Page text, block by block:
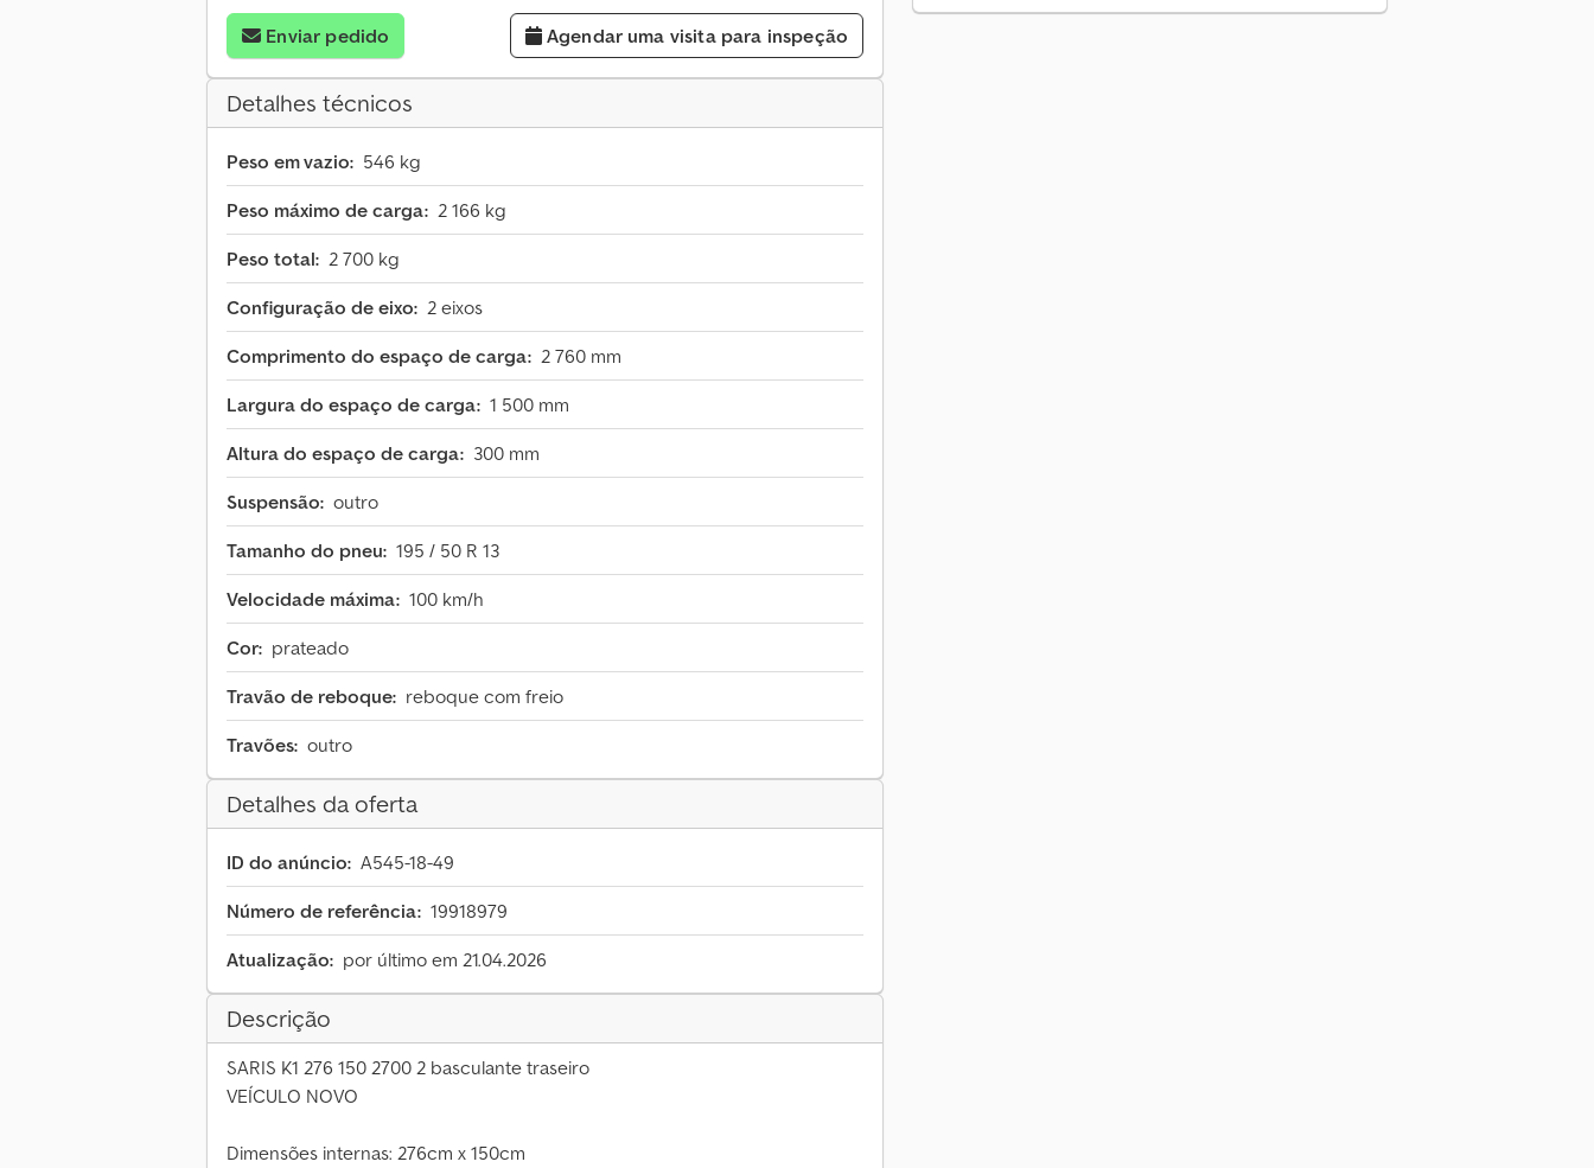
Enviar pedido Agendar uma visita para inspeção
Detalhes técnicos
Peso em vazio: 546 kg
Peso máximo de carga: 2 166 kg
Peso total: 2 700 kg
Configuração de eixo: 2 eixos
Comprimento do espaço de carga: 2 760 mm
Largura do espaço de carga: 1 500 mm
Altura do espaço de carga: 300 mm
Suspensão: outro
Tamanho do pneu: 195 / 50 R 13
Velocidade máxima: 100 km/h
Cor: prateado
Travão de reboque: reboque com freio
Travões: outro
Detalhes da oferta
ID do anúncio: A545-18-49
Número de referência: 19918979
Atualização: por último em 21.04.2026
Descrição
SARIS K1 276 150 2700 2 basculante traseiro
VEÍCULO NOVO
Dimensões internas: 276cm x 150cm